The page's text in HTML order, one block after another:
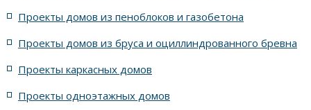
7 спален с крышей шале 5 спален и террасой
жилых в стиле Райта с 5 комнатами
Проекты домов из пеноблоков и газобетона
Проекты домов из бруса и оциллиндрованного бревна
Проекты каркасных домов
Проекты одноэтажных домов